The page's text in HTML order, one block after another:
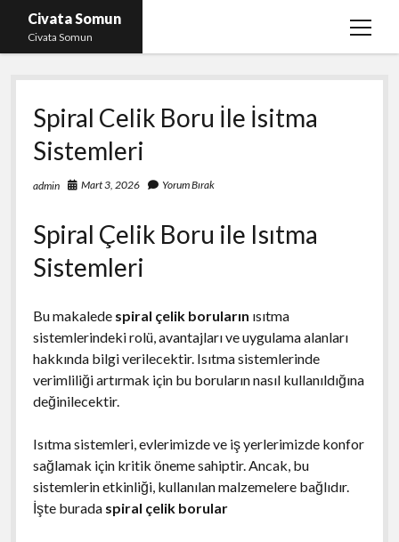
Civata Somun
Civata Somun
menüyü
Liste
Sayfa Listesi
Shorts Beğeni Kasma Parasız
Ücretsiz En İyi Instagram Beğeni Hilesi
Spiral Celik Boru İle İsitma
Sistemleri
admin Mart 3, 2026 Yorum Bırak
Spiral Çelik Boru ile Isıtma
Sistemleri
Bu makalede spiral çelik boruların ısıtma
sistemlerindeki rolü, avantajları ve uygulama alanları
hakkında bilgi verilecektir. Isıtma sistemlerinde
verimliliği artırmak için bu boruların nasıl kullanıldığına
değinilecektir.
Isıtma sistemleri, evlerimizde ve iş yerlerimizde konfor
sağlamak için kritik öneme sahiptir. Ancak, bu
sistemlerin etkinliği, kullanılan malzemelere bağlıdır.
İşte burada spiral çelik borular